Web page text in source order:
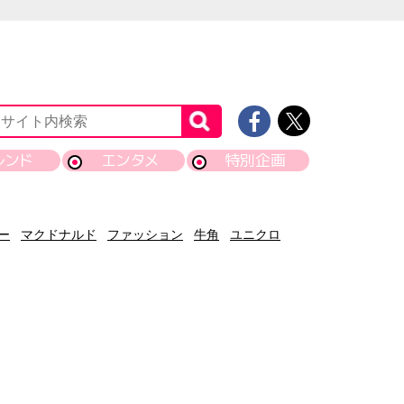
ンド エンタメ 特別企画
マクドナルド ファッション 牛角
ユニクロ